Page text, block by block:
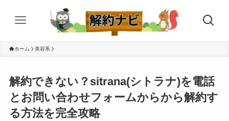
ホーム 美容系
解約できない？sitrana(シトラナ)を電話
とお問い合わせフォームからから解約す
る方法を完全攻略